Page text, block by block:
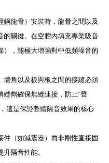
鋼龍骨）安裝時，龍骨之間以及
的關鍵。在空腔內填充專業吸音
），能極大增強對中低頻噪音的
墻角以及板與板之間的接縫必須
縫劑確保無縫連接，防止“聲
這是保證整體隔音效果的核心
件（如減震器）而非剛性直接固
隔音性能。